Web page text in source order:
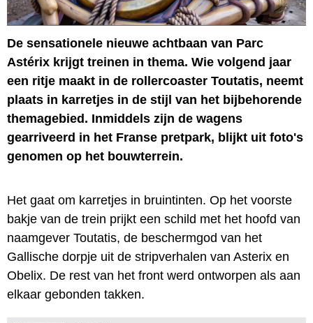
De sensationele nieuwe achtbaan van Parc
Astérix krijgt treinen in thema. Wie volgend jaar
een ritje maakt in de rollercoaster Toutatis, neemt
plaats in karretjes in de stijl van het bijbehorende
themagebied. Inmiddels zijn de wagens
gearriveerd in het Franse pretpark, blijkt uit foto's
genomen op het bouwterrein.
Het gaat om karretjes in bruintinten. Op het voorste
bakje van de trein prijkt een schild met het hoofd van
naamgever Toutatis, de beschermgod van het
Gallische dorpje uit de stripverhalen van Asterix en
Obelix. De rest van het front werd ontworpen als aan
elkaar gebonden takken.